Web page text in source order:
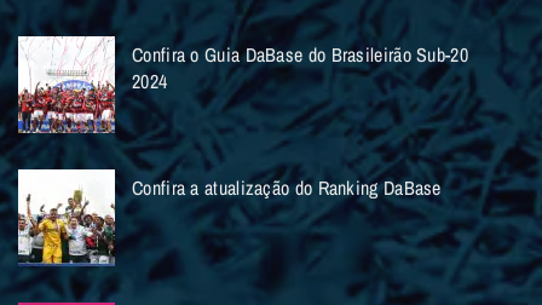
Confira o Guia DaBase do Brasileirão Sub-20
2024
Confira a atualização do Ranking DaBase